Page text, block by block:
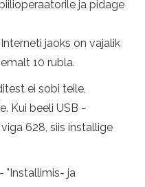
ja pidage
jaoks on vajalik
10 rubla.
ei sobi teile,
Kui beeli USB -
628, siis installige
"Installimis- ja